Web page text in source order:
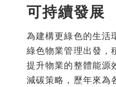
可持續發展
為建構更綠色的生活
綠色物業管理出發，
提升物業的整體能源
減碳策略，歷年來為